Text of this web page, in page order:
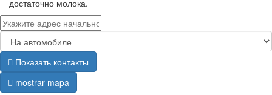
достаточно молока.
Показать контакты
mostrar mapa